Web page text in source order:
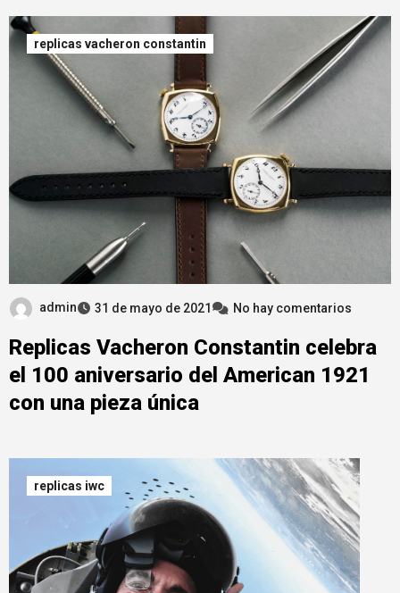
replicas vacheron constantin
admin 31 de mayo de 2021 No hay comentarios
Replicas Vacheron Constantin celebra
el 100 aniversario del American 1921
con una pieza única
replicas iwc